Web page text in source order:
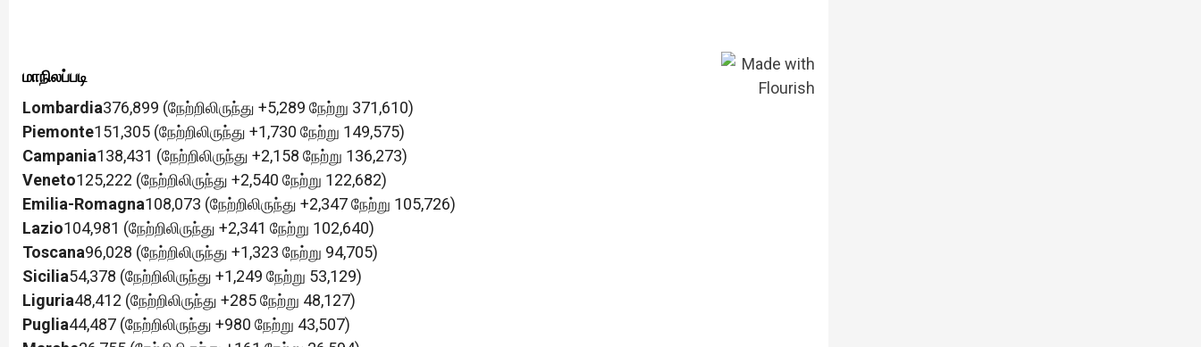
மாநிலப்படி
Lombardia376,899 (நேற்றிலிருந்து +5,289 நேற்று 371,610)
Piemonte151,305 (நேற்றிலிருந்து +1,730 நேற்று 149,575)
Campania138,431 (நேற்றிலிருந்து +2,158 நேற்று 136,273)
Veneto125,222 (நேற்றிலிருந்து +2,540 நேற்று 122,682)
Emilia-Romagna108,073 (நேற்றிலிருந்து +2,347 நேற்று 105,726)
Lazio104,981 (நேற்றிலிருந்து +2,341 நேற்று 102,640)
Toscana96,028 (நேற்றிலிருந்து +1,323 நேற்று 94,705)
Sicilia54,378 (நேற்றிலிருந்து +1,249 நேற்று 53,129)
Liguria48,412 (நேற்றிலிருந்து +285 நேற்று 48,127)
Puglia44,487 (நேற்றிலிருந்து +980 நேற்று 43,507)